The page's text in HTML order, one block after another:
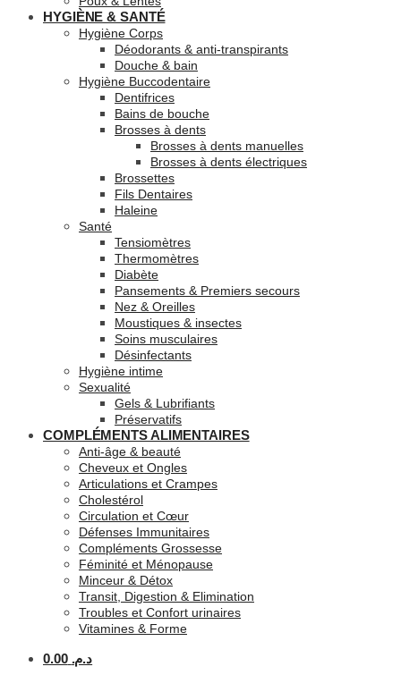
HYGIÈNE & SANTÉ
Hygiène Corps
Déodorants & anti-transpirants
Douche & bain
Hygiène Buccodentaire
Dentifrices
Bains de bouche
Brosses à dents
Brosses à dents manuelles
Brosses à dents électriques
Brossettes
Fils Dentaires
Haleine
Santé
Tensiomètres
Thermomètres
Diabète
Pansements & Premiers secours
Nez & Oreilles
Moustiques & insectes
Soins musculaires
Désinfectants
Hygiène intime
Sexualité
Gels & Lubrifiants
Préservatifs
COMPLÉMENTS ALIMENTAIRES
Anti-âge & beauté
Cheveux et Ongles
Articulations et Crampes
Cholestérol
Circulation et Cœur
Défenses Immunitaires
Compléments Grossesse
Féminité et Ménopause
Minceur & Détox
Transit, Digestion & Elimination
Troubles et Confort urinaires
Vitamines & Forme
د.م. 0.00